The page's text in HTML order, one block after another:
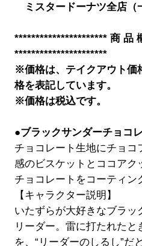
ミスタードーナツ全店（
********************** 商 品
**********************
※価格は、テイクアウト価
格を表記しています。
※価格は税込です。
●ブラックサンダーチョコ
チョコレート生地にチョコ
感のビスケットとココアク
チョコレートをコーティン
【キャラクター説明】
いたずらが大好きなブラッ
リーダー。雷に打たれた
を、“リーダーのしるし”だ